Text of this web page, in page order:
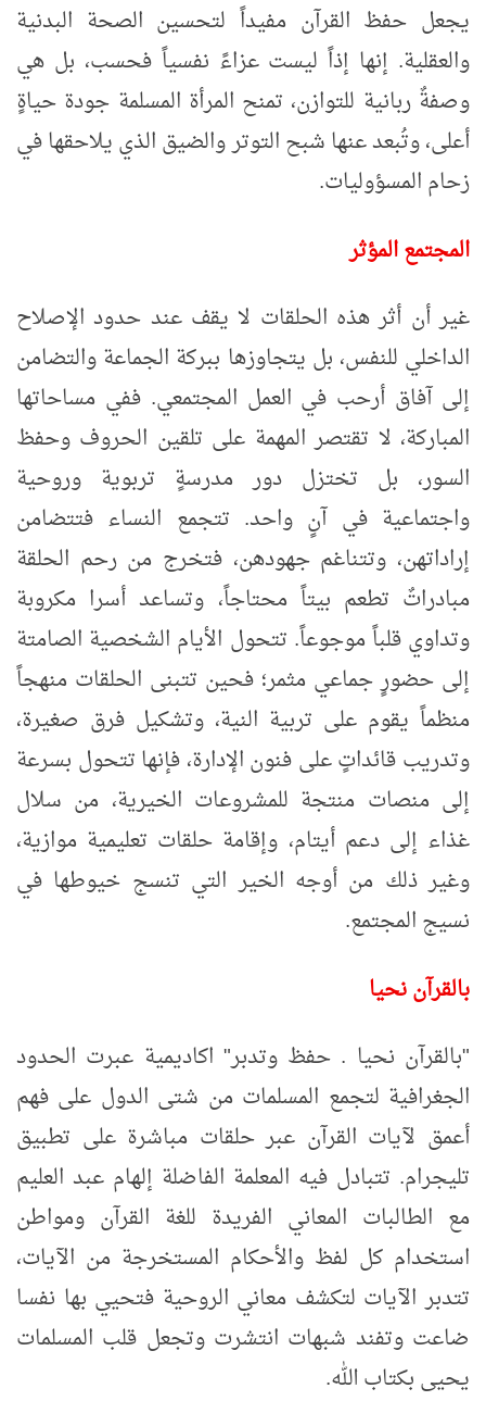
يجعل حفظ القرآن مفيداً لتحسين الصحة البدنية
والعقلية. إنها إذاً ليست عزاءً نفسياً فحسب، بل هي
وصفةٌ ربانية للتوازن، تمنح المرأة المسلمة جودة حياةٍ
أعلى، وتُبعد عنها شبح التوتر والضيق الذي يلاحقها في
زحام المسؤوليات.
المجتمع المؤثر
غير أن أثر هذه الحلقات لا يقف عند حدود الإصلاح
الداخلي للنفس، بل يتجاوزها ببركة الجماعة والتضامن
إلى آفاق أرحب في العمل المجتمعي. ففي مساحاتها
المباركة، لا تقتصر المهمة على تلقين الحروف وحفظ
السور، بل تختزل دور مدرسةٍ تربوية وروحية
واجتماعية في آنٍ واحد. تتجمع النساء فتتضامن
إراداتهن، وتتناغم جهودهن، فتخرج من رحم الحلقة
مبادراتٌ تطعم بيتاً محتاجاً، وتساعد أسرا مكروبة
وتداوي قلباً موجوعاً. تتحول الأيام الشخصية الصامتة
إلى حضورٍ جماعي مثمر؛ فحين تتبنى الحلقات منهجاً
منظماً يقوم على تربية النية، وتشكيل فرق صغيرة،
وتدريب قائداتٍ على فنون الإدارة، فإنها تتحول بسرعة
إلى منصات منتجة للمشروعات الخيرية، من سلال
غذاء إلى دعم أيتام، وإقامة حلقات تعليمية موازية،
وغير ذلك من أوجه الخير التي تنسج خيوطها في
نسيج المجتمع.
بالقرآن نحيا
"بالقرآن نحيا . حفظ وتدبر" اكاديمية عبرت الحدود
الجغرافية لتجمع المسلمات من شتى الدول على فهم
أعمق لآيات القرآن عبر حلقات مباشرة على تطبيق
تليجرام. تتبادل فيه المعلمة الفاضلة إلهام عبد العليم
مع الطالبات المعاني الفريدة للغة القرآن ومواطن
استخدام كل لفظ والأحكام المستخرجة من الآيات،
تتدبر الآيات لتكشف معاني الروحية فتحيي بها نفسا
ضاعت وتفند شبهات انتشرت وتجعل قلب المسلمات
يحيى بكتاب الله.